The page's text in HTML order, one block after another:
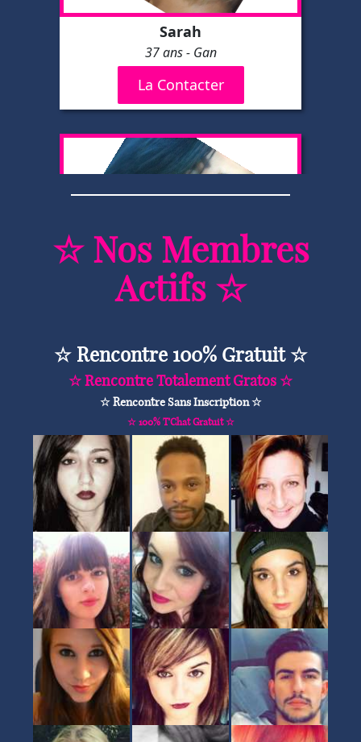
☆ Nos Membres
Actifs ☆
☆ Rencontre 100% Gratuit ☆
☆ Rencontre Totalement Gratos ☆
☆ Rencontre Sans Inscription ☆
☆ 100% T'Chat Gratuit ☆